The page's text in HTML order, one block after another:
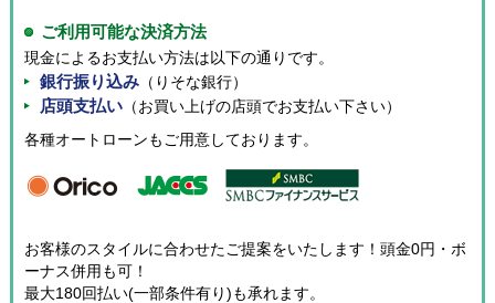
ご利用可能な決済方法
現金によるお支払い方法は以下の通りです。
銀行振り込み （りそな銀行）
店頭支払い （お買い上げの店頭でお支払い下さい）
各種オートローンもご用意しております。
お客様のスタイルに合わせたご提案をいたします！頭金0円・ボ
ーナス併用も可！
最大180回払い(一部条件有り)も承れます。